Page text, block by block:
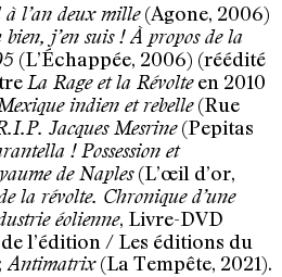
l’an deux mille(Agone, 2006)
j’en suis ! À propos de la
(L’Échappée, 2006) (réédité
La Rage et la Révolteen 2010
indien et rebelle(Rue
Jacques Mesrine(Pepitas
! Possession et
de Naples(L’œil d’or,
la révolte. Chronique d’une
éolienne, Livre-DVD
l’édition / Les éditions du
Antimatrix(La Tempête, 2021).